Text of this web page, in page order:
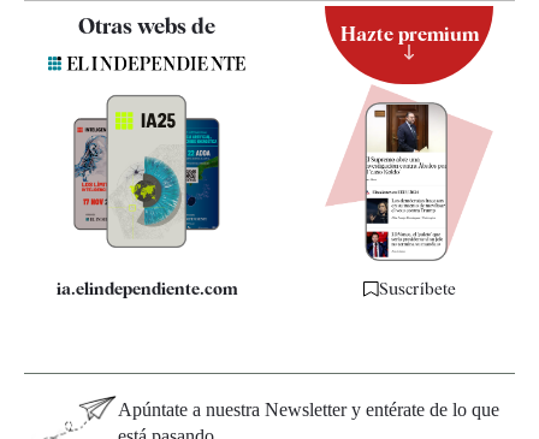
Contacto
Quiénes somos
Especificaciones
Otras webs de
ia.elindependiente.com
Hazte premium
Suscríbete
Apúntate a nuestra Newsletter y entérate de lo que